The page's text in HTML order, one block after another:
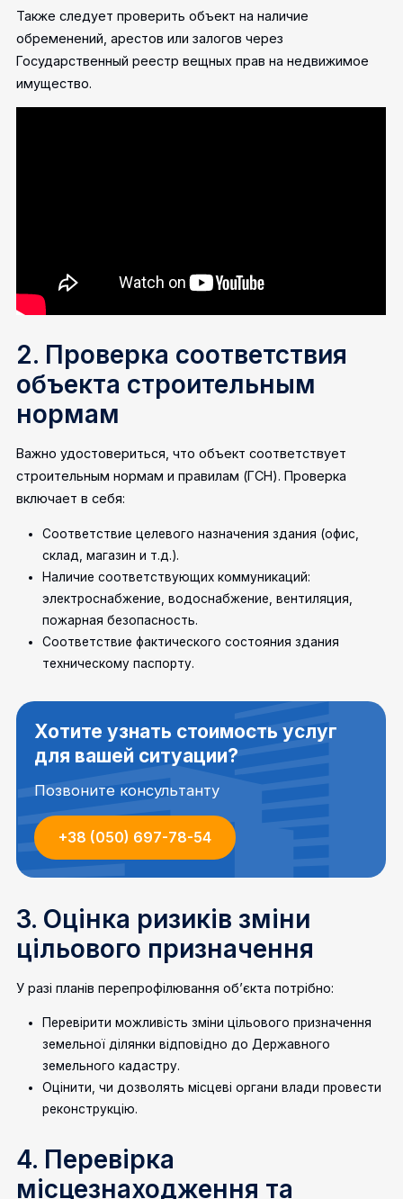
Также следует проверить объект на наличие
обременений, арестов или залогов через
Государственный реестр вещных прав на недвижимое
имущество.
2. Проверка соответствия
объекта строительным
нормам
Важно удостовериться, что объект соответствует
строительным нормам и правилам (ГСН). Проверка
включает в себя:
Соответствие целевого назначения здания (офис,
склад, магазин и т.д.).
Наличие соответствующих коммуникаций:
электроснабжение, водоснабжение, вентиляция,
пожарная безопасность.
Соответствие фактического состояния здания
техническому паспорту.
Хотите узнать стоимость услуг
для вашей ситуации?
Позвоните консультанту
+38 (050) 697-78-54
3. Оцінка ризиків зміни
цільового призначення
У разі планів перепрофілювання об’єкта потрібно:
Перевірити можливість зміни цільового призначення
земельної ділянки відповідно до Державного
земельного кадастру.
Оцінити, чи дозволять місцеві органи влади провести
реконструкцію.
4. Перевірка
місцезнаходження та